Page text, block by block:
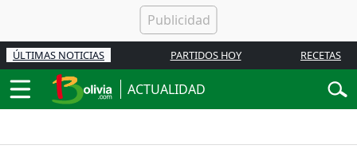
ÚLTIMAS NOTICIAS PARTIDOS HOY RECETAS
ACTUALIDAD